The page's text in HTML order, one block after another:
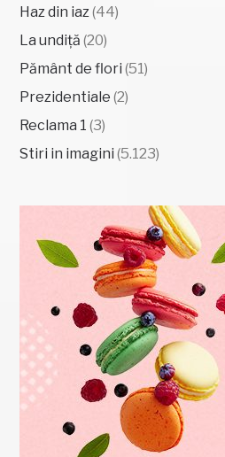
Haz din iaz(44)
La undiță (20)
Pământ de flori (51)
Prezidentiale (2)
Reclama 1 (3)
Stiri in imagini (5.123)